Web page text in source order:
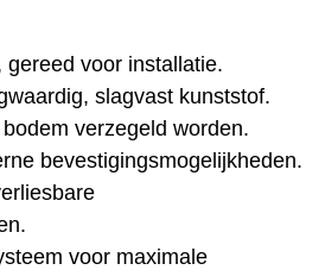
voor installatie.
slagvast kunststof.
verzegeld worden.
bevestigingsmogelijkheden.
voor maximale